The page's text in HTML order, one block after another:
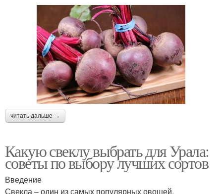
читать дальше →
Какую свеклу выбрать для Урала:
советы по выбору лучших сортов
Введение
Свекла – один из самых популярных овощей,